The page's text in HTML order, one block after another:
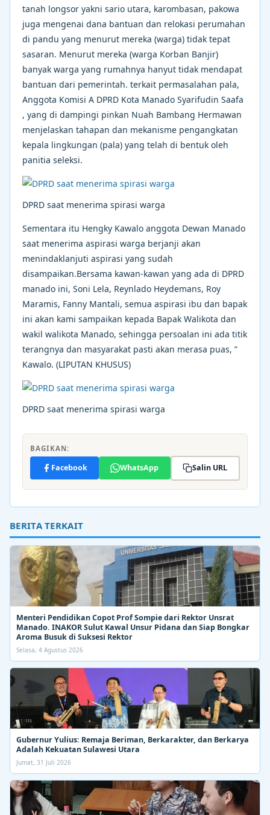
tanah longsor yakni sario utara, karombasan, pakowa
juga mengenai dana bantuan dan relokasi perumahan
di pandu yang menurut mereka (warga) tidak tepat
sasaran. Menurut mereka (warga Korban Banjir)
banyak warga yang rumahnya hanyut tidak mendapat
bantuan dari pemerintah. terkait permasalahan pala,
Anggota Komisi A DPRD Kota Manado Syarifudin Saafa
, yang di dampingi pinkan Nuah Bambang Hermawan
menjelaskan tahapan dan mekanisme pengangkatan
kepala lingkungan (pala) yang telah di bentuk oleh
panitia seleksi.
DPRD saat menerima spirasi warga
Sementara itu Hengky Kawalo anggota Dewan Manado
saat menerima aspirasi warga berjanji akan
menindaklanjuti aspirasi yang sudah
disampaikan.Bersama kawan-kawan yang ada di DPRD
manado ini, Soni Lela, Reynlado Heydemans, Roy
Maramis, Fanny Mantali, semua aspirasi ibu dan bapak
ini akan kami sampaikan kepada Bapak Walikota dan
wakil walikota Manado, sehingga persoalan ini ada titik
terangnya dan masyarakat pasti akan merasa puas, ”
Kawalo. (LIPUTAN KHUSUS)
DPRD saat menerima spirasi warga
BAGIKAN:
Facebook WhatsApp Salin URL
BERITA TERKAIT
Menteri Pendidikan Copot Prof Sompie dari Rektor Unsrat
Manado. INAKOR Sulut Kawal Unsur Pidana dan Siap Bongkar
Aroma Busuk di Suksesi Rektor
Selasa, 4 Agustus 2026
Gubernur Yulius: Remaja Beriman, Berkarakter, dan Berkarya
Adalah Kekuatan Sulawesi Utara
Jumat, 31 Juli 2026